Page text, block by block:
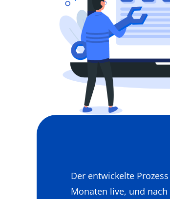
Der entwickelte
Monaten live, und